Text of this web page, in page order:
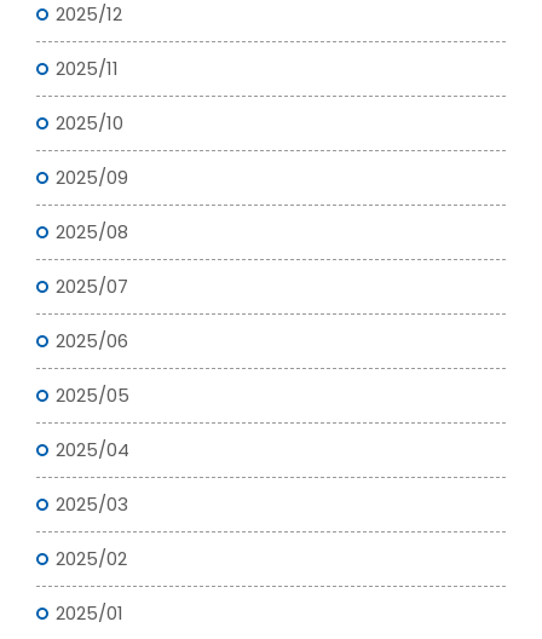
2025/12
2025/11
2025/10
2025/09
2025/08
2025/07
2025/06
2025/05
2025/04
2025/03
2025/02
2025/01